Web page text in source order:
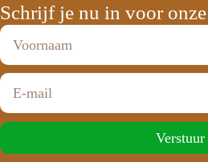
Schrijf je nu in voor
Verstuur